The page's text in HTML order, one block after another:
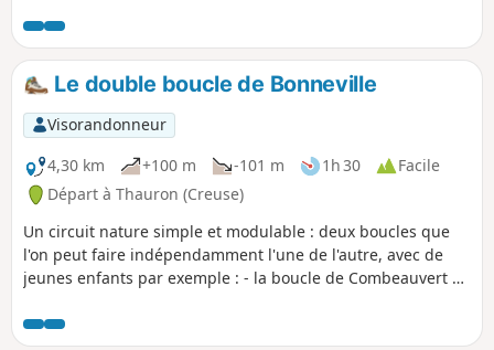
sentiers semble vraiment disparus !
Le double boucle de Bonneville
Visorandonneur
4,30 km
+100 m -101 m 1h 30
Facile
Départ à Thauron (Creuse)
Un circuit nature simple et modulable : deux boucles que
l'on peut faire indépendamment l'une de l'autre, avec de
jeunes enfants par exemple : - la boucle de Combeauvert à
cela sur des sentiers d'herbe, chemins creux et présentant